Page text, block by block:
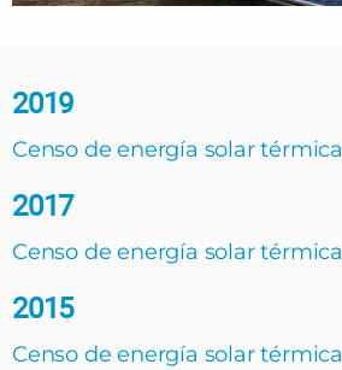
2019
Censo de energía solar térmica
2017
Censo de energía solar térmica
2015
Censo de energía solar térmica